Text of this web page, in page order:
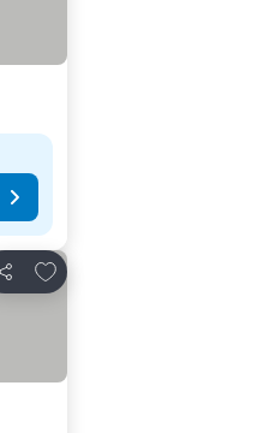
Κοινοποίηση
Προσθήκη στα αγαπημένα